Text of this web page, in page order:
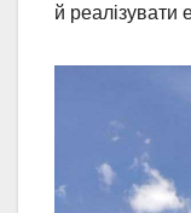
й реалізувати